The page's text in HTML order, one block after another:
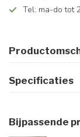
Tel: ma-do tot
Specificaties
Bijpassende